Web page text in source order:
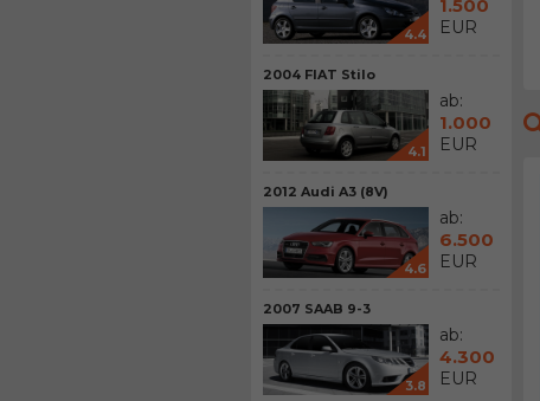
4.4
1.500
EUR
2004 FIAT Stilo
4.1
ab:
1.000
EUR
2012 Audi A3 (8V)
4.6
ab:
6.500
EUR
2007 SAAB 9-3
3.8
ab:
4.300
EUR